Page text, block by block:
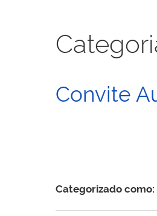
Convite
Categorizado como: